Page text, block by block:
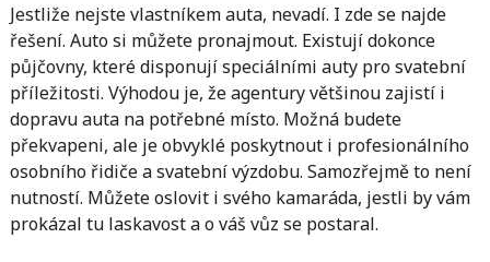
Jestliže nejste vlastníkem auta, nevadí. I zde se najde
řešení. Auto si můžete pronajmout. Existují dokonce
půjčovny, které disponují speciálními auty pro svatební
příležitosti. Výhodou je, že agentury většinou zajistí i
dopravu auta na potřebné místo. Možná budete
překvapeni, ale je obvyklé poskytnout i profesionálního
osobního řidiče a svatební výzdobu. Samozřejmě to není
nutností. Můžete oslovit i svého kamaráda, jestli by vám
prokázal tu laskavost a o váš vůz se postaral.